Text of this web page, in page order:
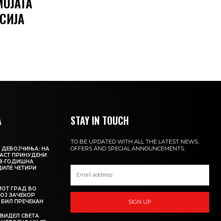
ДЕВОЈЧИЊА: НА
ПРИНУДЕНИ
ГОДИШНА
ЧЕТИРИ
ГРАД ВО
ЗАЧЕКОР
БИЛ ПРЕЧЕКАН
СВЕТА
STAY IN TOUCH
TO BE UPDATED WITH ALL THE LATEST NEWS,
OFFERS AND SPECIAL ANNOUNCEMENTS.
SIGN UP